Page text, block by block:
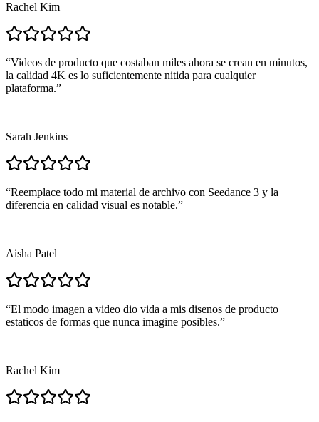
Rachel Kim
“Videos de producto que costaban miles ahora se crean en minutos,
la calidad 4K es lo suficientemente nitida para cualquier
plataforma.”
Sarah Jenkins
“Reemplace todo mi material de archivo con Seedance 3 y la
diferencia en calidad visual es notable.”
Aisha Patel
“El modo imagen a video dio vida a mis disenos de producto
estaticos de formas que nunca imagine posibles.”
Rachel Kim